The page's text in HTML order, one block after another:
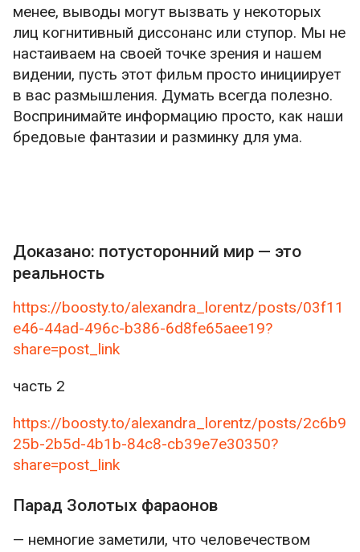
менее, выводы могут вызвать у некоторых
лиц когнитивный диссонанс или ступор. Мы не
настаиваем на своей точке зрения и нашем
видении, пусть этот фильм просто инициирует
в вас размышления. Думать всегда полезно.
Воспринимайте информацию просто, как наши
бредовые фантазии и разминку для ума.
Доказано: потусторонний мир — это
реальность
https://boosty.to/alexandra_lorentz/posts/03f11
e46-44ad-496c-b386-6d8fe65aee19?
share=post_link
часть 2
https://boosty.to/alexandra_lorentz/posts/2c6b9
25b-2b5d-4b1b-84c8-cb39e7e30350?
share=post_link
Парад Золотых фараонов
— немногие заметили, что человечеством